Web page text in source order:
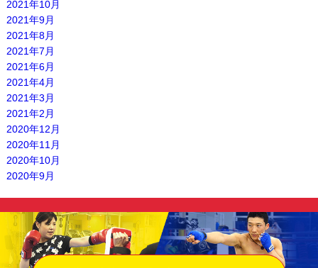
2021年10月
2021年9月
2021年8月
2021年7月
2021年6月
2021年4月
2021年3月
2021年2月
2020年12月
2020年11月
2020年10月
2020年9月